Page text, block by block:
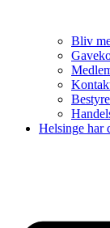
Bliv
Helsinge har